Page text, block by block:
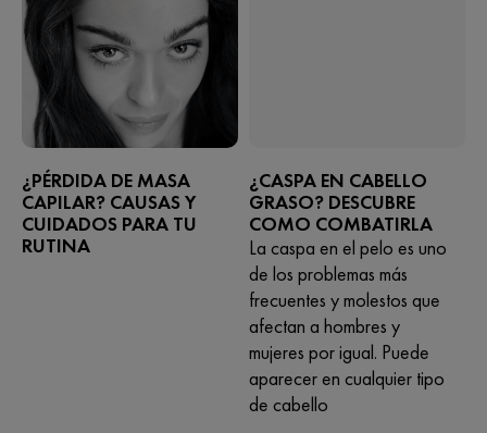
¿PÉRDIDA DE MASA
CAPILAR? CAUSAS Y
CUIDADOS PARA TU
RUTINA
¿CASPA EN CABELLO
GRASO? DESCUBRE
COMO COMBATIRLA
La caspa en el pelo es uno
de los problemas más
frecuentes y molestos que
afectan a hombres y
mujeres por igual. Puede
aparecer en cualquier tipo
de cabello